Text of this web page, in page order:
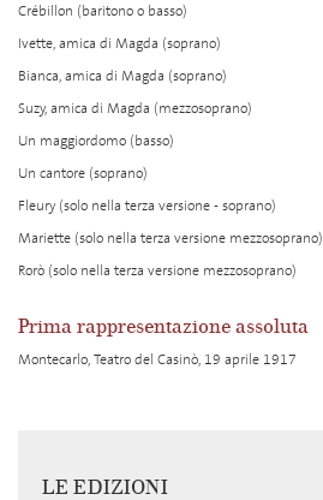
Crébillon (baritono o basso)
Ivette, amica di Magda (soprano)
Bianca, amica di Magda (soprano)
Suzy, amica di Magda (mezzosoprano)
Un maggiordomo (basso)
Un cantore (soprano)
Fleury (solo nella terza versione - soprano)
Mariette (solo nella terza versione mezzosoprano)
Rorò (solo nella terza versione mezzosoprano)
Prima rappresentazione assoluta
Montecarlo, Teatro del Casinò, 19 aprile 1917
LE EDIZIONI